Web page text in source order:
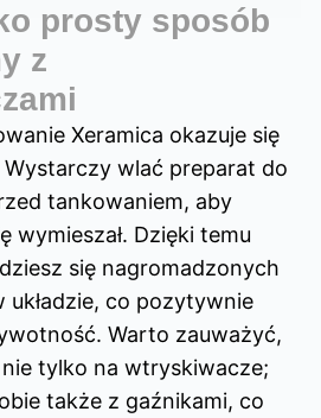
prosty sposób
z
Xeramica okazuje się
wlać preparat do
tankowaniem, aby
wymieszał. Dzięki temu
się nagromadzonych
układzie, co pozytywnie
Warto zauważyć,
nie tylko na wtryskiwacze;
także z gaźnikami, co